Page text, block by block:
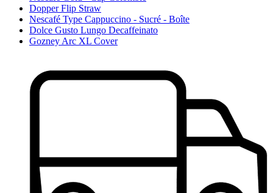
Dopper Flip Straw
Nescafé Type Cappuccino - Sucré - Boîte
Dolce Gusto Lungo Decaffeinato
Gozney Arc XL Cover